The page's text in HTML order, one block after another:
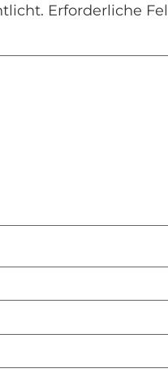
Erforderliche